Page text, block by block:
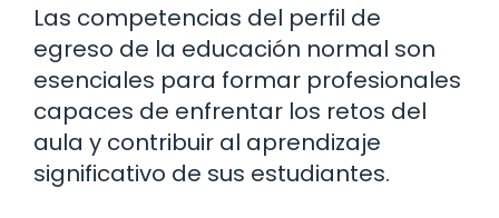
Las competencias del perfil de
egreso de la educación normal son
esenciales para formar profesionales
capaces de enfrentar los retos del
aula y contribuir al aprendizaje
significativo de sus estudiantes.